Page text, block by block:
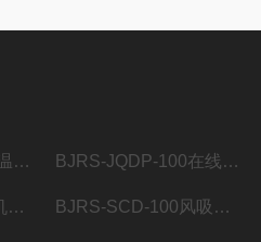
DHG-9050A电热恒温鼓风干燥箱 BJRS-JQDP-100在线水质监测站
BJRS-JC-100无人机智能机巢 BJRS-SCD-100风吸式杀虫灯